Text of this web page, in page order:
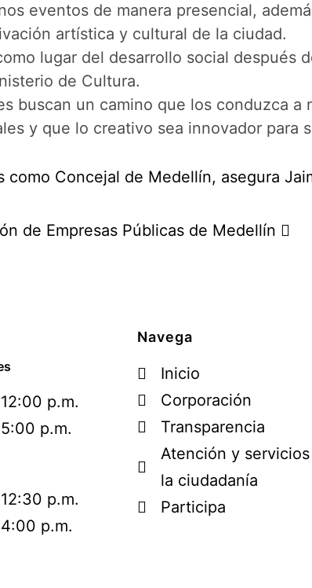
eventos de manera presencial,
artística y cultural de la ciudad.
lugar del desarrollo social después
de Cultura.
buscan un camino que los conduzca
y que lo creativo sea innovador para
Concejal de Medellín, asegura
de Empresas Públicas de Medellín
p.m.
p.m.
p.m.
p.m.
Navega
Inicio
Corporación
Transparencia
Atención y servicios
la ciudadanía
Participa